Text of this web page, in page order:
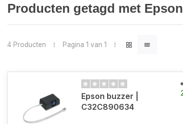
Producten getagd met
4 Producten Pagina 1 van 1
Epson buzzer |
C32C890634